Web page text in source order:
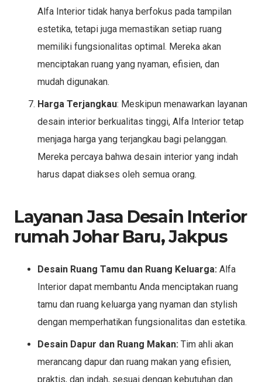
Alfa Interior tidak hanya berfokus pada tampilan
estetika, tetapi juga memastikan setiap ruang
memiliki fungsionalitas optimal. Mereka akan
menciptakan ruang yang nyaman, efisien, dan
mudah digunakan.
Harga Terjangkau: Meskipun menawarkan layanan
desain interior berkualitas tinggi, Alfa Interior tetap
menjaga harga yang terjangkau bagi pelanggan.
Mereka percaya bahwa desain interior yang indah
harus dapat diakses oleh semua orang.
Layanan Jasa Desain Interior
rumah Johar Baru, Jakpus
Desain Ruang Tamu dan Ruang Keluarga: Alfa
Interior dapat membantu Anda menciptakan ruang
tamu dan ruang keluarga yang nyaman dan stylish
dengan memperhatikan fungsionalitas dan estetika.
Desain Dapur dan Ruang Makan: Tim ahli akan
merancang dapur dan ruang makan yang efisien,
praktis, dan indah, sesuai dengan kebutuhan dan